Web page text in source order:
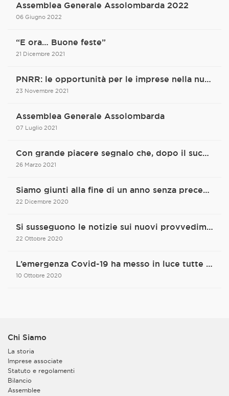
Assemblea Generale Assolombarda 2022
06 Giugno 2022
“E ora… Buone feste”
21 Dicembre 2021
PNRR: le opportunità per le imprese nella nuova sezione del sito Assolombarda
23 Novembre 2021
Assemblea Generale Assolombarda
07 Luglio 2021
Con grande piacere segnalo che, dopo il successo avuto sul canale YouTube di Assolombarda con oltre 1,5 milioni di visualizzazioni, la nostra miniserie “Qui ogni impresa è possibile" condotta dallo storico inglese John Dickie, sarà messa in onda da Telelombardia.
26 Marzo 2021
Siamo giunti alla fine di un anno senza precedenti. Complesso e, per certi versi, indimenticabile. Un anno che ha riscritto la nostra quotidianità e che ci ha costretti a un ripensamento profondo delle risposte che finora abbiamo dato alle questioni più delicate e importanti del nostro tempo.
22 Dicembre 2020
Si susseguono le notizie sui nuovi provvedimenti del governo nazionale e regionale per il contenimento dei contagi.
22 Ottobre 2020
L’emergenza Covid-19 ha messo in luce tutte le nostre fragilità di uomini e di imprenditori. Lo sappiamo, siamo stati duramente colpiti, non solo negli affetti, ma anche nell’impatto sulla nostra economia e sulle nostre imprese.
10 Ottobre 2020
Chi Siamo
La storia
Imprese associate
Statuto e regolamenti
Bilancio
Assemblee